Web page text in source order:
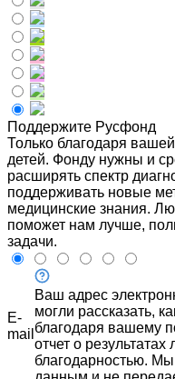
Поддержите Русфонд
Только благодаря
детей. Фонду нужны и
расширять спектр
поддерживать новые
медицинские знания.
поможет нам лучше,
задачи.
E-
mail
Ваш адрес
могли рассказать,
благодаря вашему
отчет о
благодарностью.